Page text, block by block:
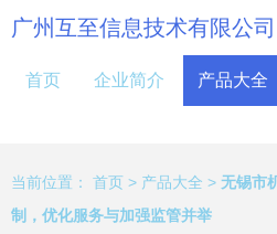
广州互至信息技术有限公司
首页 企业简介 产品大全
当前位置： 首页 > 产品大全 > 无锡市
制，优化服务与加强监管并举